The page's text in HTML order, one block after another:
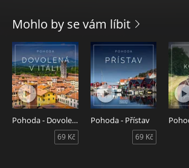
nebo soustředit na práci. Speciálně
tvoří uklidňující atmosféru, známou také jako
kterého můžete vstoupit kdykoliv a kdekoliv
Mohlo by se vám líbit
Pohoda - Dovolená v Itálii
69 Kč
Pohoda - Přístav
69 Kč